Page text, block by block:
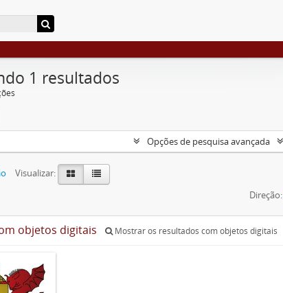
1 resultados
Opções de pesquisa avançada
Visualizar:
Direção:
objetos digitais Mostrar os resultados com objetos digitais